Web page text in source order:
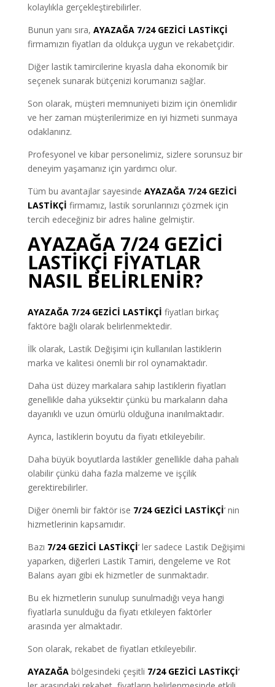
kolaylıkla gerçekleştirebilirler.
Bunun yanı sıra, AYAZAĞA 7/24 GEZİCİ LASTİKÇİ
firmamızın fiyatları da oldukça uygun ve rekabetçidir.
Diğer lastik tamircilerine kıyasla daha ekonomik bir
seçenek sunarak bütçenizi korumanızı sağlar.
Son olarak, müşteri memnuniyeti bizim için önemlidir
ve her zaman müşterilerimize en iyi hizmeti sunmaya
odaklanırız.
Profesyonel ve kibar personelimiz, sizlere sorunsuz bir
deneyim yaşamanız için yardımcı olur.
Tüm bu avantajlar sayesinde AYAZAĞA 7/24 GEZİCİ
LASTİKÇİ firmamız, lastik sorunlarınızı çözmek için
tercih edeceğiniz bir adres haline gelmiştir.
AYAZAĞA 7/24 GEZİCİ
LASTİKÇİ FİYATLAR
NASIL BELİRLENİR?
AYAZAĞA 7/24 GEZİCİ LASTİKÇİ fiyatları birkaç
faktöre bağlı olarak belirlenmektedir.
İlk olarak, Lastik Değişimi için kullanılan lastiklerin
marka ve kalitesi önemli bir rol oynamaktadır.
Daha üst düzey markalara sahip lastiklerin fiyatları
genellikle daha yüksektir çünkü bu markaların daha
dayanıklı ve uzun ömürlü olduğuna inanılmaktadır.
Ayrıca, lastiklerin boyutu da fiyatı etkileyebilir.
Daha büyük boyutlarda lastikler genellikle daha pahalı
olabilir çünkü daha fazla malzeme ve işçilik
gerektirebilirler.
Diğer önemli bir faktör ise 7/24 GEZİCİ LASTİKÇİ‘ nin
hizmetlerinin kapsamıdır.
Bazı 7/24 GEZİCİ LASTİKÇİ‘ ler sadece Lastik Değişimi
yaparken, diğerleri Lastik Tamiri, dengeleme ve Rot
Balans ayarı gibi ek hizmetler de sunmaktadır.
Bu ek hizmetlerin sunulup sunulmadığı veya hangi
fiyatlarla sunulduğu da fiyatı etkileyen faktörler
arasında yer almaktadır.
Son olarak, rekabet de fiyatları etkileyebilir.
AYAZAĞAbölgesindeki çeşitli 7/24 GEZİCİ LASTİKÇİ‘